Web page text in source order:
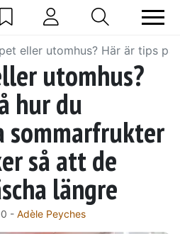
eller utomhus? Här är tips
utomhus?
hur du
sommarfrukter
så att de
längre
- Adèle Peyches